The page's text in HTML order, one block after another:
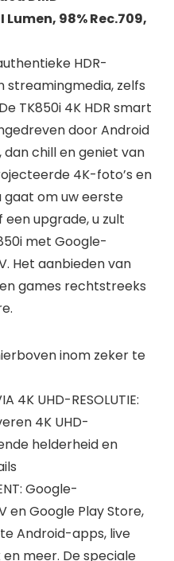
Lumen, 98% Rec.709,
HDR-
zelfs
TK850i 4K HDR smart
door Android
dan chill en geniet van
4K-foto’s en
gaat om uw eerste
upgrade, u zult
met Google-
Het aanbieden van
games rechtstreeks
inom zeker te
4K UHD-RESOLUTIE:
4K UHD-
helderheid en
Google-
en Google Play Store,
Android-apps, live
meer. De speciale